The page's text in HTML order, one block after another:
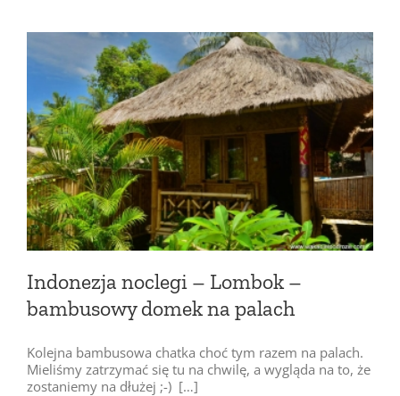
Indonezja noclegi – Lombok –
bambusowy domek na palach
Kolejna bambusowa chatka choć tym razem na palach.
Mieliśmy zatrzymać się tu na chwilę, a wygląda na to, że
zostaniemy na dłużej ;-) […]